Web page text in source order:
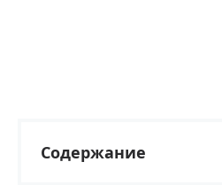
Содержание